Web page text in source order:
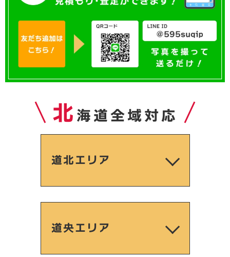
北 海道全域対応
道北エリア
道央エリア